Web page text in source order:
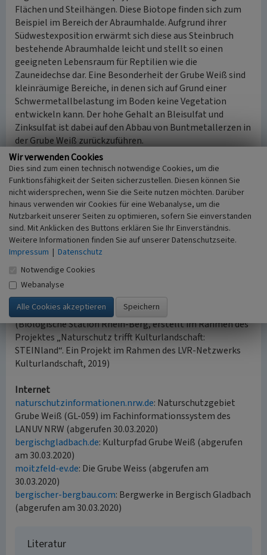
Flächen und Steilhängen. Diese Biotope finden sich zum
Beispiel im Bereich der Abraumhalde. Aufgrund ihrer
Südwestexposition erwärmt sich diese aus Steinbruch
bestehende Abraumhalde leicht und stellt so einen
geeigneten Lebensraum für Reptilien wie die
Zauneidechse dar. Eine Besonderheit der Grube Weiß sind
kleinräumige Bereiche, in denen sich auf Grund einer
Schwermetallbelastung im Boden keine Vegetation
entwickeln kann. Der hohe Gehalt an Bleisulfat und
Zinksulfat ist dabei auf den Abbau von Buntmetallerzen in
der Grube Weiß zurückzuführen.
Heute stellt die Grube Weiß durch das
abwechslungsreiche Mosaik verschiedenartiger, eng
verzahnter Biotope einen einzigartigen Lebensraum dar.
Die Ausweisung als Naturschutzgebiet sichert heute Wald,
Gewässer, extensives Grünland und Brachflächen in
verschiedenen Stadien als Lebensraum für
schützenswerte Tier- und Pflanzenarten. Um diese
Lebensräume zu erhalten, werden regelmäßig
Naturschutzmaßnahmen durchgeführt. Das
Naturschutzgebiet ist vollständig eingezäunt und nicht
öffentlich zugänglich.
(Biologische Station Rhein-Berg, erstellt im Rahmen des
Projektes „Naturschutz trifft Kulturlandschaft:
STEINland“. Ein Projekt im Rahmen des LVR-Netzwerks
Kulturlandschaft, 2019)
Internet
naturschutzinformationen.nrw.de: Naturschutzgebiet
Grube Weiß (GL-059) im Fachinformationssystem des
LANUV NRW (abgerufen 30.03.2020)
bergischgladbach.de: Kulturpfad Grube Weiß (abgerufen
am 30.03.2020)
moitzfeld-ev.de: Die Grube Weiss (abgerufen am
30.03.2020)
bergischer-bergbau.com: Bergwerke in Bergisch Gladbach
(abgerufen am 30.03.2020)
Literatur
Wir verwenden Cookies
Dies sind zum einen technisch notwendige Cookies, um die
Funktionsfähigkeit der Seiten sicherzustellen. Diesen können Sie
nicht widersprechen, wenn Sie die Seite nutzen möchten. Darüber
hinaus verwenden wir Cookies für eine Webanalyse, um die
Nutzbarkeit unserer Seiten zu optimieren, sofern Sie einverstanden
sind. Mit Anklicken des Buttons erklären Sie Ihr Einverständnis.
Weitere Informationen finden Sie auf unserer Datenschutzseite.
Impressum | Datenschutz
Notwendige Cookies
Webanalyse